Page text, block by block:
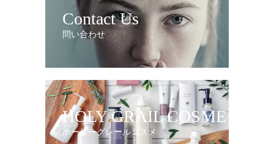
Contact Us
問い合わせ
HOLY GRAIL COSME
ホーリーグレールコスメ